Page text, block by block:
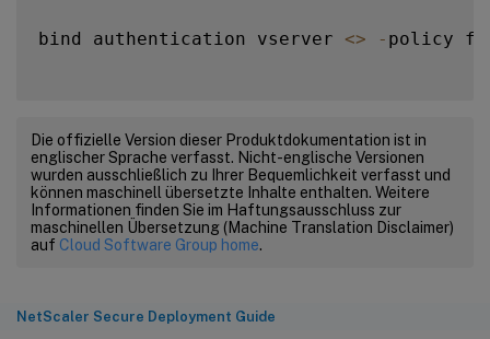
bind authentication vserver <> - policy
Die offizielle Version dieser Produktdokumentation ist in
englischer Sprache verfasst. Nicht-englische Versionen
wurden ausschließlich zu Ihrer Bequemlichkeit verfasst und
können maschinell übersetzte Inhalte enthalten. Weitere
Informationen finden Sie im Haftungsausschluss zur
maschinellen Übersetzung (Machine Translation Disclaimer)
auf Cloud Software Group home.
NetScaler Secure Deployment Guide